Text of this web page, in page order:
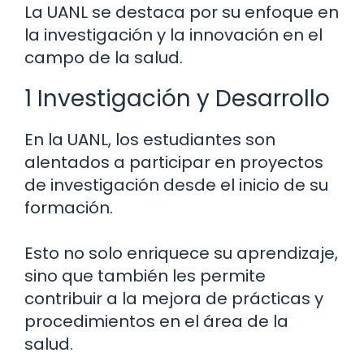
La UANL se destaca por su enfoque en
la investigación y la innovación en el
campo de la salud.
1 Investigación y Desarrollo
En la UANL, los estudiantes son
alentados a participar en proyectos
de investigación desde el inicio de su
formación.
Esto no solo enriquece su aprendizaje,
sino que también les permite
contribuir a la mejora de prácticas y
procedimientos en el área de la
salud.